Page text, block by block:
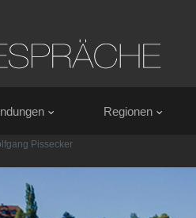
Regionen
Pissecker